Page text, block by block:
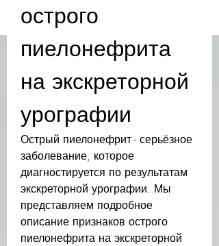
острого
пиелонефрита
на экскреторной
урографии
Острый пиелонефрит - серьёзное
заболевание, которое
диагностируется по результатам
экскреторной урографии. Мы
представляем подробное
описание признаков острого
пиелонефрита на экскреторной